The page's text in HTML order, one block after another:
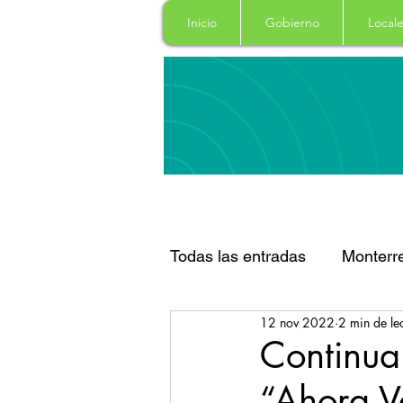
Inicio Gobierno
Todas las entradas
Santa Catarina San
12 nov 2022 2 min de